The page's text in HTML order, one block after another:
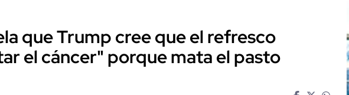
que Trump cree que el refresco
el cáncer" porque mata el pasto